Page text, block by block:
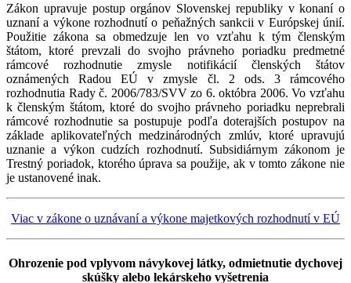
Zákon upravuje postup orgánov Slovenskej republiky v konaní o
uznaní a výkone rozhodnutí o peňažných sankcii v Európskej únií.
Použitie zákona sa obmedzuje len vo vzťahu k tým členským
štátom, ktoré prevzali do svojho právneho poriadku predmetné
rámcové rozhodnutie zmysle notifikácií členských štátov
oznámených Radou EÚ v zmysle čl. 2 ods. 3 rámcového
rozhodnutia Rady č. 2006/783/SVV zo 6. októbra 2006. Vo vzťahu
k členským štátom, ktoré do svojho právneho poriadku neprebrali
rámcové rozhodnutie sa postupuje podľa doterajších postupov na
základe aplikovateľných medzinárodných zmlúv, ktoré upravujú
uznanie a výkon cudzích rozhodnutí. Subsidiárnym zákonom je
Trestný poriadok, ktorého úprava sa použije, ak v tomto zákone nie
je ustanovené inak.
Viac v zákone o uznávaní a výkone majetkových rozhodnutí v EÚ
Ohrozenie pod vplyvom návykovej látky, odmietnutie dychovej
skúšky alebo lekárskeho vyšetrenia